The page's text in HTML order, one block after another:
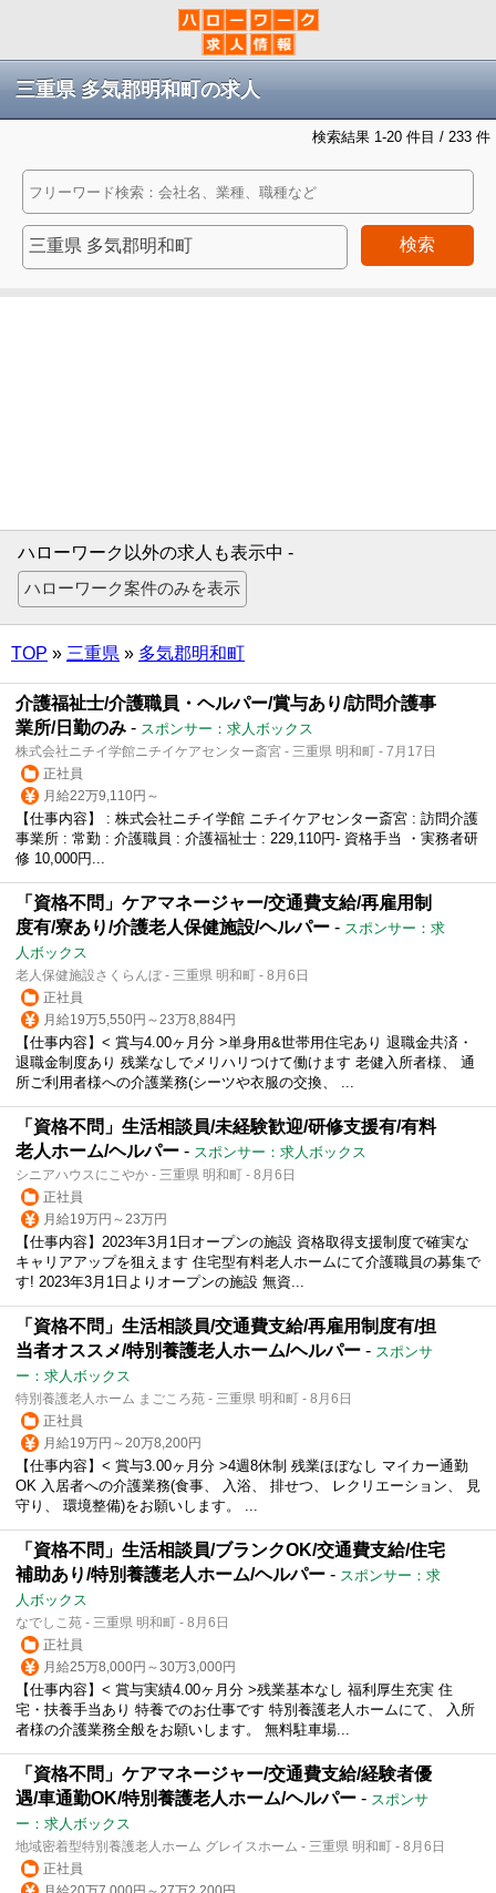
三重県 多気郡明和町の求人
検索結果 1-20 件目 / 233 件
検索
ハローワーク以外の求人も表示中 -
TOP » 三重県 » 多気郡明和町
介護福祉士/介護職員・ヘルパー/賞与あり/訪問介護事
業所/日勤のみ - スポンサー：求人ボックス
株式会社ニチイ学館ニチイケアセンター斎宮 - 三重県 明和町 - 7月17日
正社員
月給22万9,110円～
【仕事内容】 : 株式会社ニチイ学館 ニチイケアセンター斎宮 : 訪問介護
事業所 : 常勤 : 介護職員 : 介護福祉士 : 229,110円- 資格手当 ・実務者研
修 10,000円...
「資格不問」ケアマネージャー/交通費支給/再雇用制
度有/寮あり/介護老人保健施設/ヘルパー - スポンサー：求
人ボックス
老人保健施設さくらんぼ - 三重県 明和町 - 8月6日
正社員
月給19万5,550円～23万8,884円
【仕事内容】< 賞与4.00ヶ月分 >単身用&世帯用住宅あり 退職金共済・
退職金制度あり 残業なしでメリハリつけて働けます 老健入所者様、 通
所ご利用者様への介護業務(シーツや衣服の交換、 ...
「資格不問」生活相談員/未経験歓迎/研修支援有/有料
老人ホーム/ヘルパー - スポンサー：求人ボックス
シニアハウスにこやか - 三重県 明和町 - 8月6日
正社員
月給19万円～23万円
【仕事内容】2023年3月1日オープンの施設 資格取得支援制度で確実な
キャリアアップを狙えます 住宅型有料老人ホームにて介護職員の募集で
す! 2023年3月1日よりオープンの施設 無資...
「資格不問」生活相談員/交通費支給/再雇用制度有/担
当者オススメ/特別養護老人ホーム/ヘルパー - スポンサ
ー：求人ボックス
特別養護老人ホーム まごころ苑 - 三重県 明和町 - 8月6日
正社員
月給19万円～20万8,200円
【仕事内容】< 賞与3.00ヶ月分 >4週8休制 残業ほぼなし マイカー通勤
OK 入居者への介護業務(食事、 入浴、 排せつ、 レクリエーション、 見
守り、 環境整備)をお願いします。 ...
「資格不問」生活相談員/ブランクOK/交通費支給/住宅
補助あり/特別養護老人ホーム/ヘルパー - スポンサー：求
人ボックス
なでしこ苑 - 三重県 明和町 - 8月6日
正社員
月給25万8,000円～30万3,000円
【仕事内容】< 賞与実績4.00ヶ月分 >残業基本なし 福利厚生充実 住
宅・扶養手当あり 特養でのお仕事です 特別養護老人ホームにて、 入所
者様の介護業務全般をお願いします。 無料駐車場...
「資格不問」ケアマネージャー/交通費支給/経験者優
遇/車通勤OK/特別養護老人ホーム/ヘルパー - スポンサ
ー：求人ボックス
地域密着型特別養護老人ホーム グレイスホーム - 三重県 明和町 - 8月6日
正社員